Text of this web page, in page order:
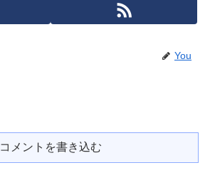
You
コメントを書き込む